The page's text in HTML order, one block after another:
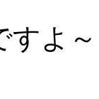
すよ